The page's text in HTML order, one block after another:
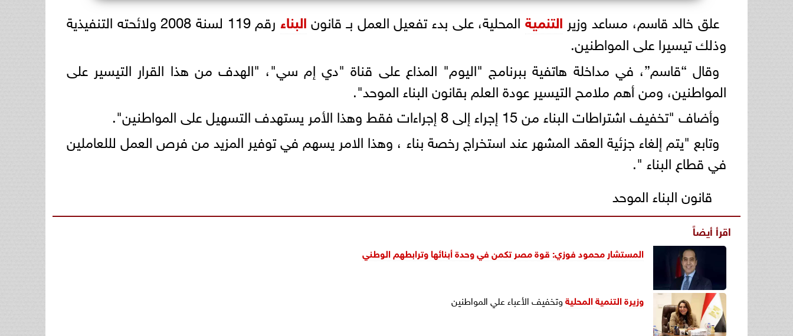
علق خالد قاسم، مساعد وزير التنمية المحلية، على بدء تفعيل العمل بـ قانونالبناء
رقم 119 لسنة 2008 ولائحته التنفيذية
وذلك تيسيرا على المواطنين.
وقال “قاسم”، في مداخلة هاتفية ببرنامج "اليوم" المذاع على قناة "دي إم سي"، "الهدف من هذا القرار التيسير على
المواطنين، ومن أهم ملامح التيسير عودة العلم بقانون البناء الموحد".
وأضاف "تخفيف اشتراطات البناء من 15 إجراء إلى 8 إجراءات فقط وهذا الأمر يستهدف التسهيل على المواطنين".
وتابع "يتم إلغاء جزئية العقد المشهر عند استخراج رخصة بناء ، وهذا الامر يسهم في توفير المزيد من فرص العمل لللعاملين
في قطاع البناء ".
قانون البناء الموحد
اقرأ أيضاً
المستشار محمود فوزي: قوة مصر تكمن في وحدة أبنائها وترابطهم الوطني
وزيرةالتنمية المحليةوتخفيف الأعباء علي المواطنين